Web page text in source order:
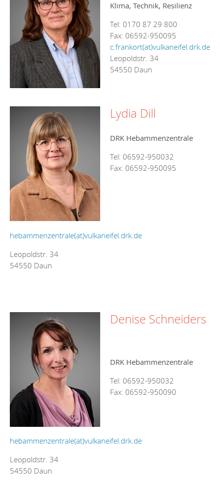
Klima, Technik, Resilienz
Tel: 0170 87 29 800
Fax: 06592-950095
c.frankort(at)vulkaneifel.drk.de
Leopoldstr. 34
54550 Daun
Lydia Dill
DRK Hebammenzentrale
Tel: 06592-950032
Fax: 06592-950095
hebammenzentrale(at)vulkaneifel.drk.de
Leopoldstr. 34
54550 Daun
Denise Schneiders
DRK Hebammenzentrale
Tel: 06592-950032
Fax: 06592-950090
hebammenzentrale(at)vulkaneifel.drk.de
Leopoldstr. 34
54550 Daun